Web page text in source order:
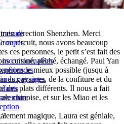
incontournables
paysages
?
direction Shenzhen. Merci
ce circuit, nous avons beaucoup
ces personnes, le petit s’est fait des
cuisiné, pêché, échangé. Paul Yan
le mieux possible (jusqu à
aux graines, de la confiture et du
des plats différents. Il nous a fait
chinoise, et sur les Miao et les
magique, Laura est géniale,